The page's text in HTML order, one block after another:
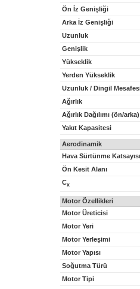
Ön İz Genişliği
Arka İz Genişliği
Uzunluk
Genişlik
Yükseklik
Yerden Yükseklik
Uzunluk / Dingil
Ağırlık
Ağırlık Dağılımı (ön/arka)
Yakıt Kapasitesi
Aerodinamik
Hava Sürtünme Katsayısı
Ön Kesit Alanı
Cx
Motor Özellikleri
Motor Üreticisi
Motor Yeri
Motor Yerleşimi
Motor Yapısı
Soğutma Türü
Motor Tipi